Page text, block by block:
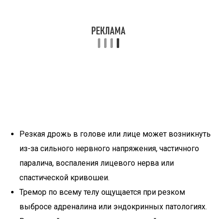
Резкая дрожь в голове или лице может возникнуть
из-за сильного нервного напряжения, частичного
паралича, воспаления лицевого нерва или
спастической кривошеи.
Тремор по всему телу ощущается при резком
выбросе адреналина или эндокринных патологиях.